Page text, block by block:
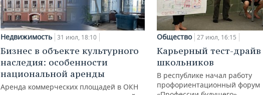
Недвижимость 31 июл, 18:10
Бизнес в объекте культурного
наследия: особенности
национальной аренды
Аренда коммерческих площадей в ОКН
Общество 27 июл, 16:15
Карьерный тест-драйв
школьников
В республике начал работу
профориентационный форум